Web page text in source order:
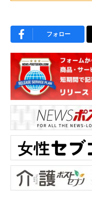
フォロー